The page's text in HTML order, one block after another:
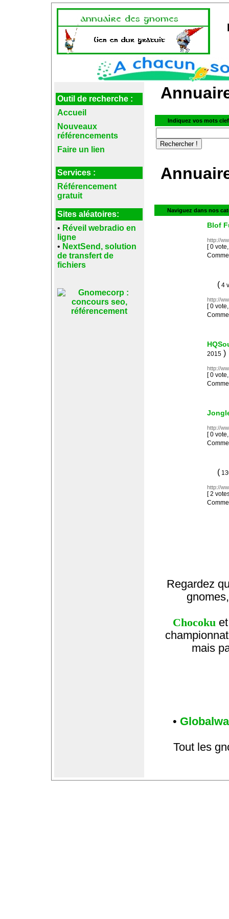
Outil de recherche :
Accueil
Nouveaux
référencements
Faire un lien
Services :
Référencement
gratuit
Sites aléatoires:
• Réveil webradio en
ligne
• NextSend, solution
de transfert de
fichiers
Indiquez vos mots
Naviguez dans nos
Blof
http://
[ 0
( 4
http://
[ 0
2015 )
http://
[ 0
http://
[ 0
(
http://
[ 2
Regardez
Chocokuet
mais
•
Tout les